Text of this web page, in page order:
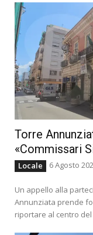
Torre
«Commissari
Locale 6 Agosto
Un appello alla
Annunziata prende
riportare al centro